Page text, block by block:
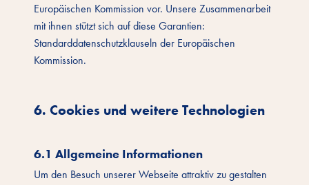
Europäischen Kommission vor. Unsere Zusammenarbeit
mit ihnen stützt sich auf diese Garantien:
Standarddatenschutzklauseln der Europäischen
Kommission.
6. Cookies und weitere Technologien
6.1 Allgemeine Informationen
Um den Besuch unserer Webseite attraktiv zu gestalten